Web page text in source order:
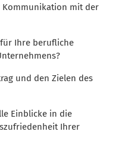
Kommunikation mit der
für Ihre berufliche
und den Zielen des
Einblicke in die
Ihrer